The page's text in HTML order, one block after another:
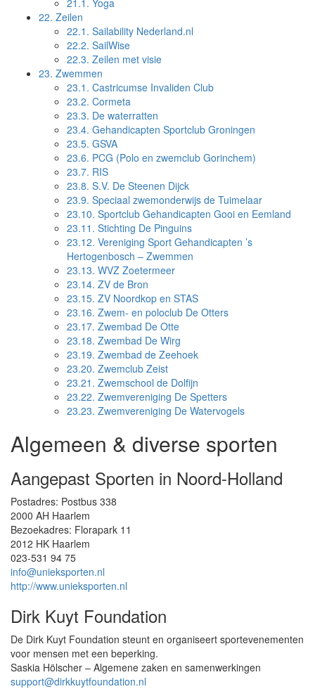
21.1. Yoga
22. Zeilen
22.1. Sailability Nederland.nl
22.2. SailWise
22.3. Zeilen met visie
23. Zwemmen
23.1. Castricumse Invaliden Club
23.2. Cormeta
23.3. De waterratten
23.4. Gehandicapten Sportclub Groningen
23.5. GSVA
23.6. PCG (Polo en zwemclub Gorinchem)
23.7. RIS
23.8. S.V. De Steenen Dijck
23.9. Speciaal zwemonderwijs de Tuimelaar
23.10. Sportclub Gehandicapten Gooi en Eemland
23.11. Stichting De Pinguins
23.12. Vereniging Sport Gehandicapten ’s
Hertogenbosch – Zwemmen
23.13. WVZ Zoetermeer
23.14. ZV de Bron
23.15. ZV Noordkop en STAS
23.16. Zwem- en poloclub De Otters
23.17. Zwembad De Otte
23.18. Zwembad De Wirg
23.19. Zwembad de Zeehoek
23.20. Zwemclub Zeist
23.21. Zwemschool de Dolfijn
23.22. Zwemvereniging De Spetters
23.23. Zwemvereniging De Watervogels
Algemeen & diverse sporten
Aangepast Sporten in Noord-Holland
Postadres: Postbus 338
2000 AH Haarlem
Bezoekadres: Florapark 11
2012 HK Haarlem
023-531 94 75
info@unieksporten.nl
http://www.unieksporten.nl
Dirk Kuyt Foundation
De Dirk Kuyt Foundation steunt en organiseert sportevenementen
voor mensen met een beperking.
Saskia Hölscher – Algemene zaken en samenwerkingen
support@dirkkuytfoundation.nl